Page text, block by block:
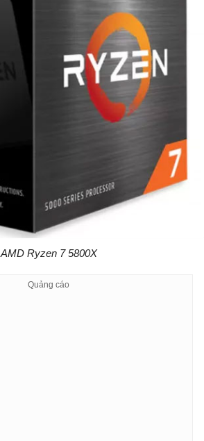
AMD Ryzen 7 5800X